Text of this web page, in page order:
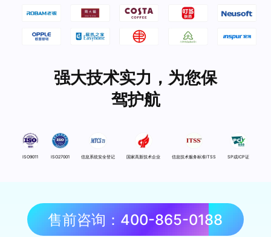
强大技术实力，为您保
驾护航
ISO9011 ISO27001 信息系统安全登记 国家高新技术企业 信息技术服务标准ITSS SP或ICP证
售前咨询：400-865-0188